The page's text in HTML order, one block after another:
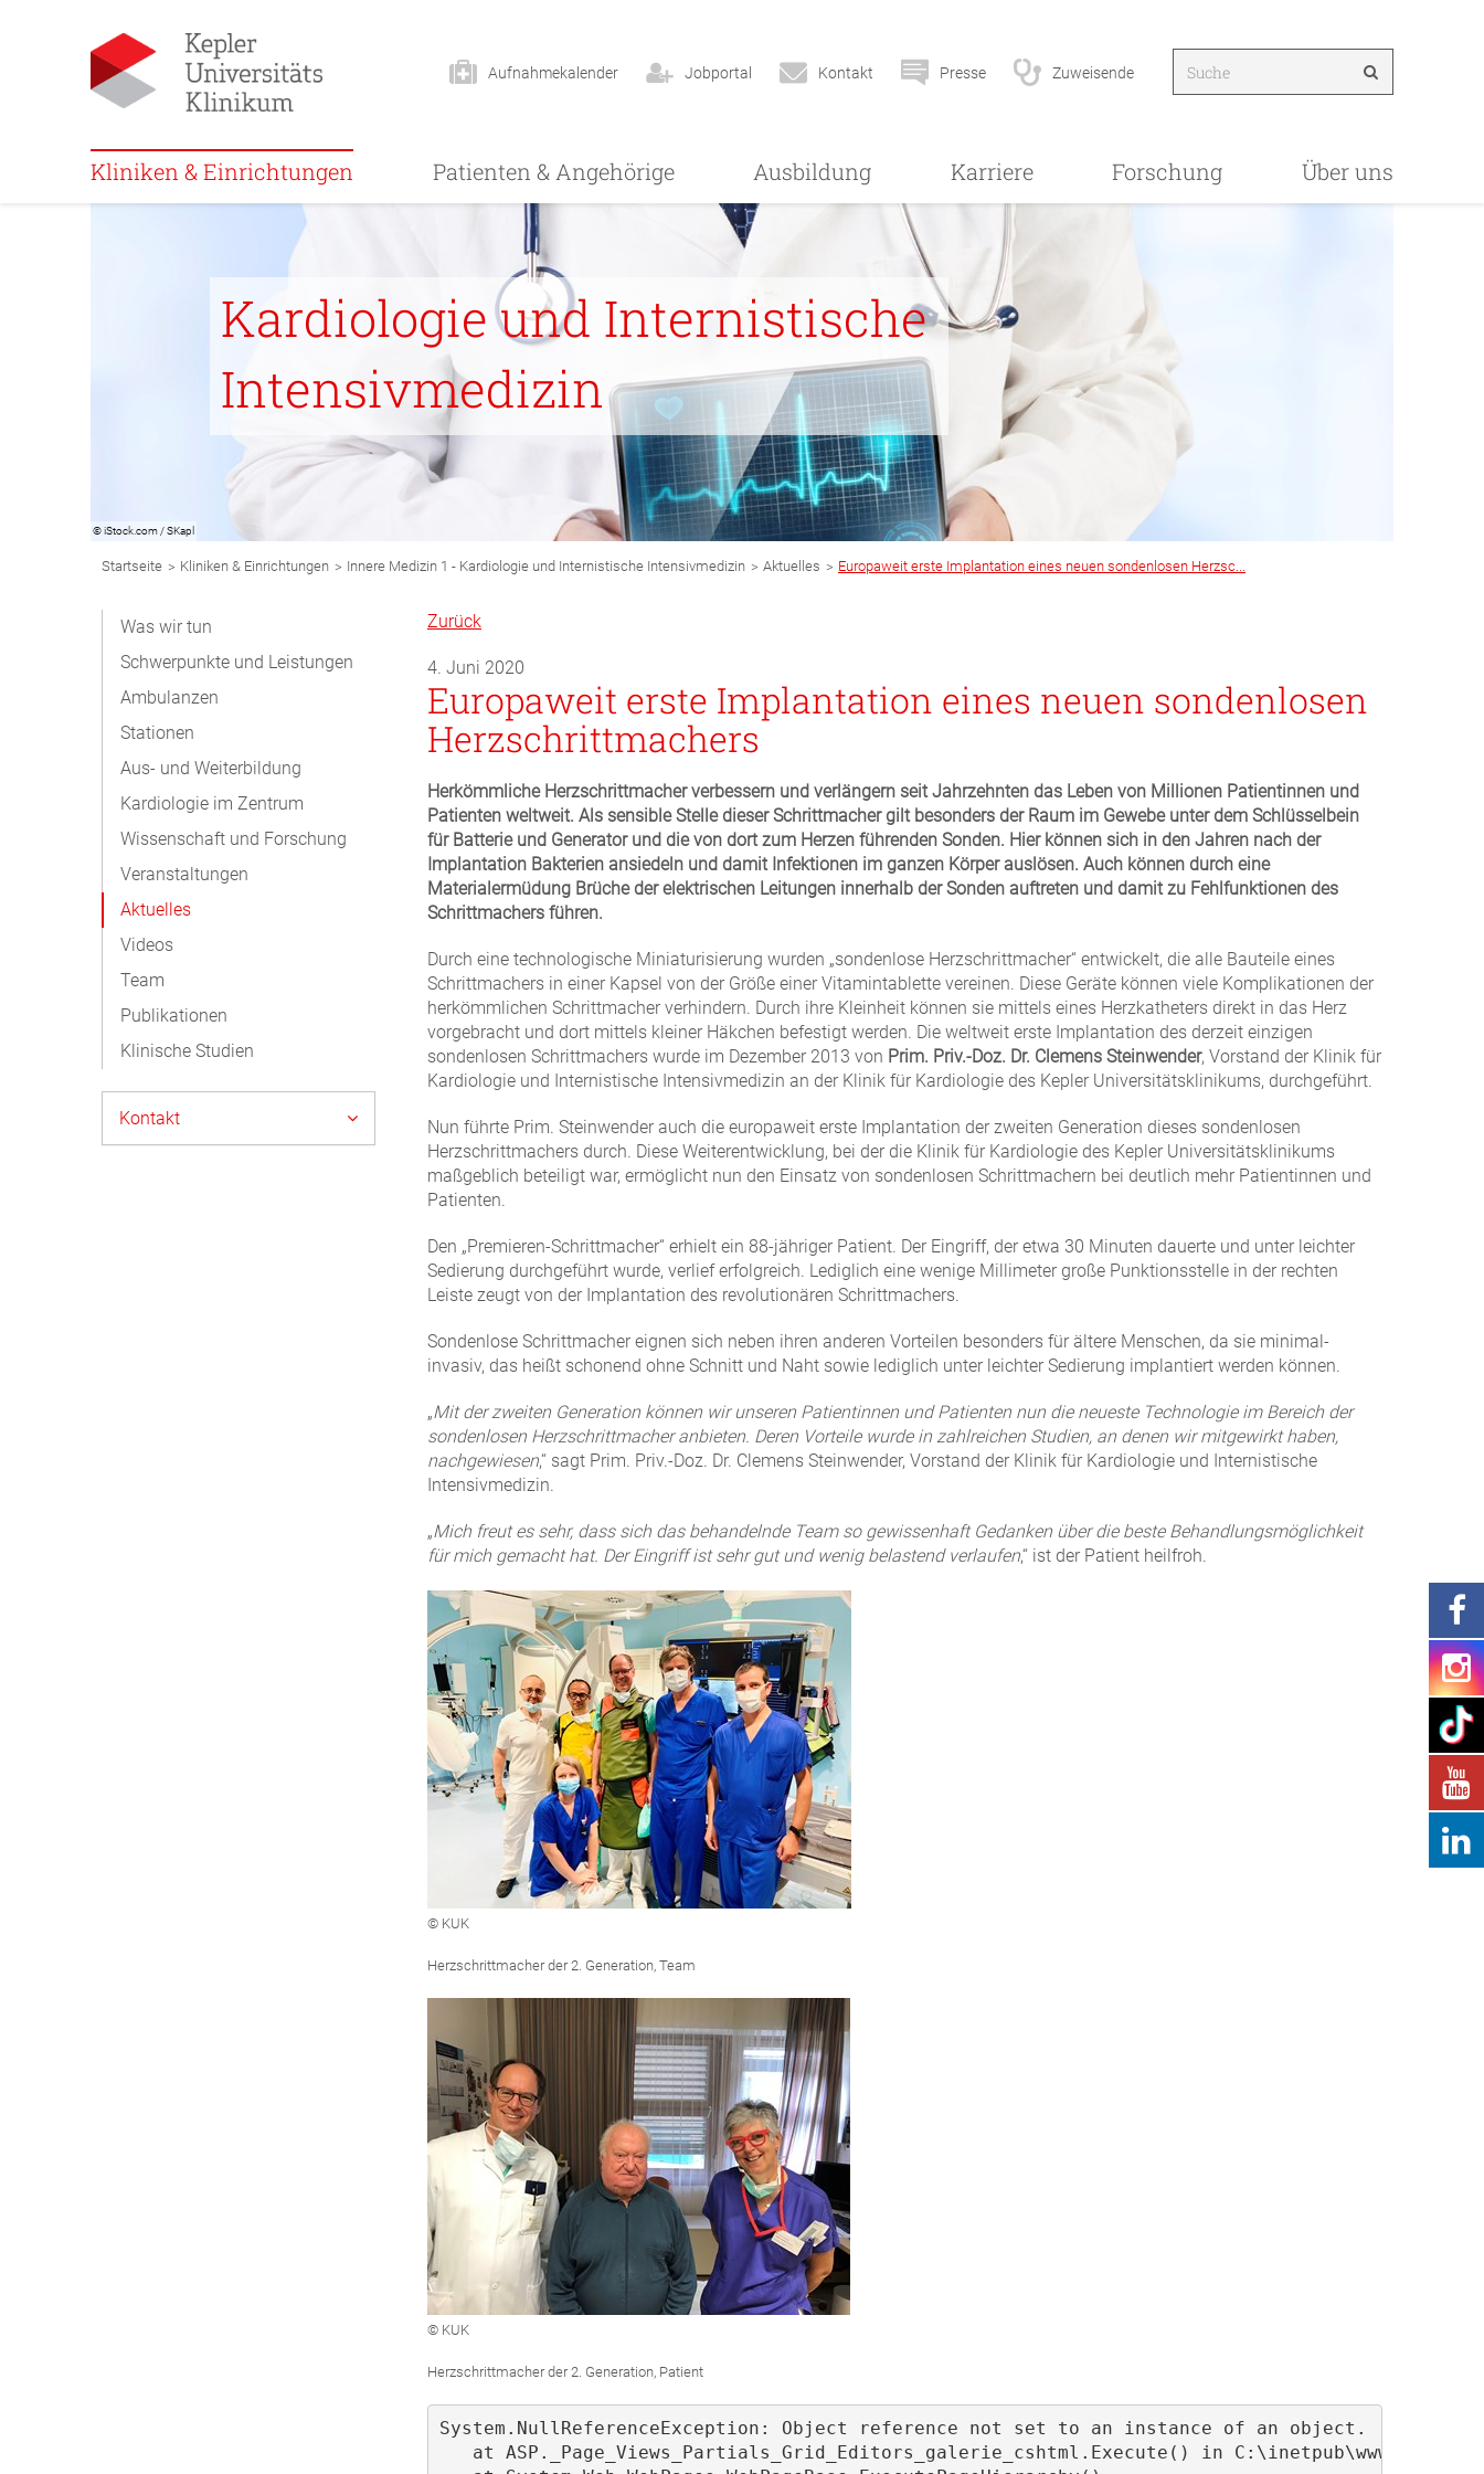
Aufnahmekalender Jobportal Kontakt Presse Zuweisende
Kliniken & Einrichtungen Patienten & Angehörige Ausbildung Karriere Forschung Über uns
Kardiologie und Internistische
Intensivmedizin
© iStock.com / SKapl
Breadcrumb
Navigation
Startseite > Kliniken & Einrichtungen > Innere Medizin 1 - Kardiologie und Internistische Intensivmedizin > Aktuelles > Europaweit erste Implantation eines neuen sondenlosen Herzsc...
Subnavigation
Desktop
Was wir tun
Schwerpunkte und Leistungen
Ambulanzen
Stationen
Aus- und Weiterbildung
Kardiologie im Zentrum
Wissenschaft und Forschung
Veranstaltungen
Aktuelles
Videos
Team
Publikationen
Klinische Studien
Kontakt
Zurück
4. Juni 2020
Europaweit erste Implantation eines neuen sondenlosen
Herzschrittmachers
Herkömmliche Herzschrittmacher verbessern und verlängern seit Jahrzehnten das Leben von Millionen Patientinnen und
Patienten weltweit. Als sensible Stelle dieser Schrittmacher gilt besonders der Raum im Gewebe unter dem Schlüsselbein
für Batterie und Generator und die von dort zum Herzen führenden Sonden. Hier können sich in den Jahren nach der
Implantation Bakterien ansiedeln und damit Infektionen im ganzen Körper auslösen. Auch können durch eine
Materialermüdung Brüche der elektrischen Leitungen innerhalb der Sonden auftreten und damit zu Fehlfunktionen des
Schrittmachers führen.
Durch eine technologische Miniaturisierung wurden „sondenlose Herzschrittmacher“ entwickelt, die alle Bauteile eines
Schrittmachers in einer Kapsel von der Größe einer Vitamintablette vereinen. Diese Geräte können viele Komplikationen der
herkömmlichen Schrittmacher verhindern. Durch ihre Kleinheit können sie mittels eines Herzkatheters direkt in das Herz
vorgebracht und dort mittels kleiner Häkchen befestigt werden. Die weltweit erste Implantation des derzeit einzigen
sondenlosen Schrittmachers wurde im Dezember 2013 von Prim. Priv.-Doz. Dr. Clemens Steinwender, Vorstand der Klinik für
Kardiologie und Internistische Intensivmedizin an der Klinik für Kardiologie des Kepler Universitätsklinikums, durchgeführt.
Nun führte Prim. Steinwender auch die europaweit erste Implantation der zweiten Generation dieses sondenlosen
Herzschrittmachers durch. Diese Weiterentwicklung, bei der die Klinik für Kardiologie des Kepler Universitätsklinikums
maßgeblich beteiligt war, ermöglicht nun den Einsatz von sondenlosen Schrittmachern bei deutlich mehr Patientinnen und
Patienten.
Den „Premieren-Schrittmacher“ erhielt ein 88-jähriger Patient. Der Eingriff, der etwa 30 Minuten dauerte und unter leichter
Sedierung durchgeführt wurde, verlief erfolgreich. Lediglich eine wenige Millimeter große Punktionsstelle in der rechten
Leiste zeugt von der Implantation des revolutionären Schrittmachers.
Sondenlose Schrittmacher eignen sich neben ihren anderen Vorteilen besonders für ältere Menschen, da sie minimal-
invasiv, das heißt schonend ohne Schnitt und Naht sowie lediglich unter leichter Sedierung implantiert werden können.
„Mit der zweiten Generation können wir unseren Patientinnen und Patienten nun die neueste Technologie im Bereich der
sondenlosen Herzschrittmacher anbieten. Deren Vorteile wurde in zahlreichen Studien, an denen wir mitgewirkt haben,
nachgewiesen,“ sagt Prim. Priv.-Doz. Dr. Clemens Steinwender, Vorstand der Klinik für Kardiologie und Internistische
Intensivmedizin.
„Mich freut es sehr, dass sich das behandelnde Team so gewissenhaft Gedanken über die beste Behandlungsmöglichkeit
für mich gemacht hat. Der Eingriff ist sehr gut und wenig belastend verlaufen,“ ist der Patient heilfroh.
© KUK
Herzschrittmacher der 2. Generation, Team
© KUK
Herzschrittmacher der 2. Generation, Patient
System.NullReferenceException: Object reference not set to an instance of an object.
at ASP._Page_Views_Partials_Grid_Editors_galerie_cshtml.Execute() in